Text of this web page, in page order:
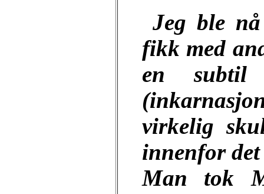
Jeg ble
fikk med
en subtil
virkelig
innenfor det
Man tok